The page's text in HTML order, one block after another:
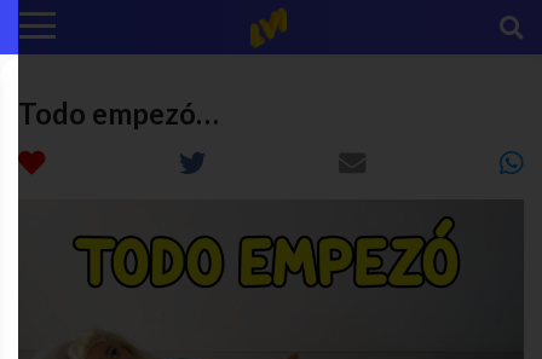
Todo empezó…